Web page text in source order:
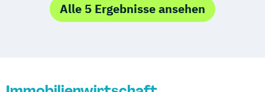
BWL - Digital Commerce Management
BWL - Finanzdienstleistungen
BWL - Industrie
Alle 5 Ergebnisse ansehen